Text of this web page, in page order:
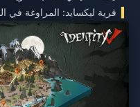
قرية ليكسايد: المراوغة في